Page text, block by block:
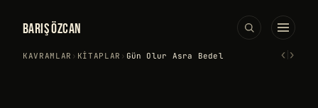
BARIŞ ÖZCAN
KAVRAMLAR › KITAPLAR › Gün Olur Asra Bedel ‹›